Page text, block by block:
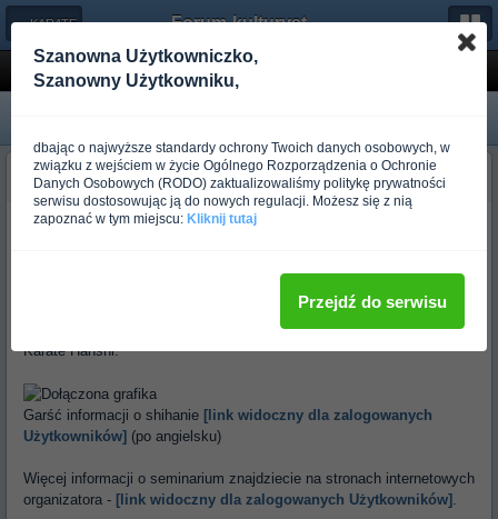
← KARATE Forum-kulturystyka.pl
Seminarium: Shihan Peter Brockers
budo_mdsk
Ponad rok temu
Witam
Lublinie. Zgrupowanie jest otwarte dla wszystkich styli i federacji, a
zajęcia poprowadzi Shihan Peter Brockers z Niemiec, prezydent IKF,
Karate Hanshi.
Garść informacji o shihanie [link widoczny dla zalogowanych
Użytkowników] (po angielsku)
Więcej informacji o seminarium znajdziecie na stronach internetowych
organizatora - [link widoczny dla zalogowanych Użytkowników] .
Szanowna Użytkowniczko,
Szanowny Użytkowniku,
dbając o najwyższe standardy ochrony Twoich danych osobowych, w
związku z wejściem w życie Ogólnego Rozporządzenia o Ochronie
Danych Osobowych (RODO) zaktualizowaliśmy politykę prywatności
serwisu dostosowując ją do nowych regulacji. Możesz się z nią
zapoznać w tym miejscu: Kliknij tutaj
Przejdź do serwisu